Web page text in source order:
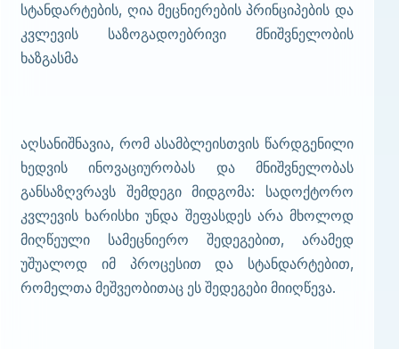
სტანდარტების, ღია მეცნიერების პრინციპების და
კვლევის საზოგადოებრივი მნიშვნელობის
ხაზგასმა
აღსანიშნავია, რომ ასამბლეისთვის წარდგენილი
ხედვის ინოვაციურობას და მნიშვნელობას
განსაზღვრავს შემდეგი მიდგომა: სადოქტორო
კვლევის ხარისხი უნდა შეფასდეს არა მხოლოდ
მიღწეული სამეცნიერო შედეგებით, არამედ
უშუალოდ იმ პროცესით და სტანდარტებით,
რომელთა მეშვეობითაც ეს შედეგები მიიღწევა.